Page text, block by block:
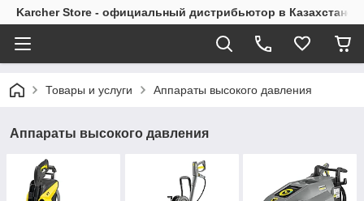
Karcher Store - официальный дистрибьютор в Казахстане
Товары и услуги Аппараты высокого давления
Аппараты высокого давления